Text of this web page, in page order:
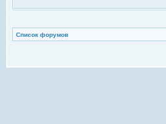
Список форумов